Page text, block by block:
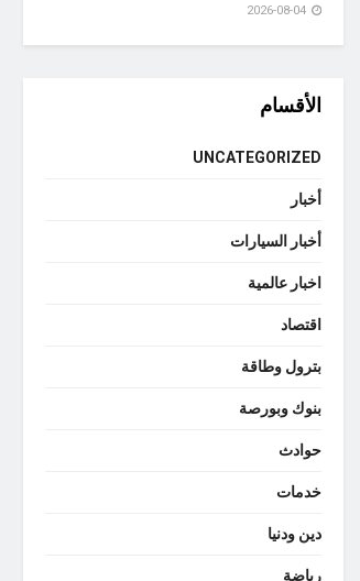
الأقسام
UNCATEGORIZED
أخبار
أخبار السيارات
اخبار عالمية
اقتصاد
بترول وطاقة
بنوك وبورصة
حوادث
خدمات
دين ودنيا
رياضة